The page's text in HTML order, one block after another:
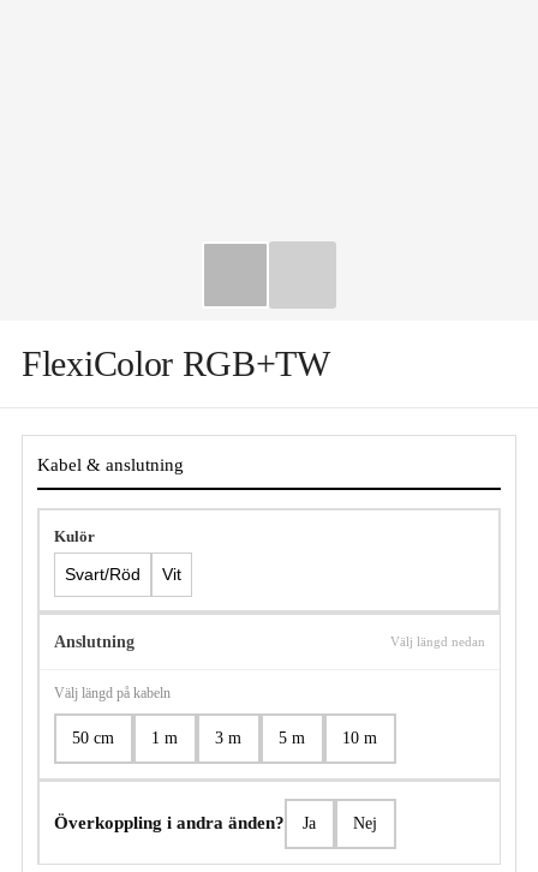
FlexiColor RGB+TW
Kabel & anslutning
Kulör
Svart/Röd Vit
Anslutning Välj längd nedan
Välj längd på kabeln
50 cm 1 m 3 m 5 m 10 m
Överkoppling i andra änden? Ja Nej